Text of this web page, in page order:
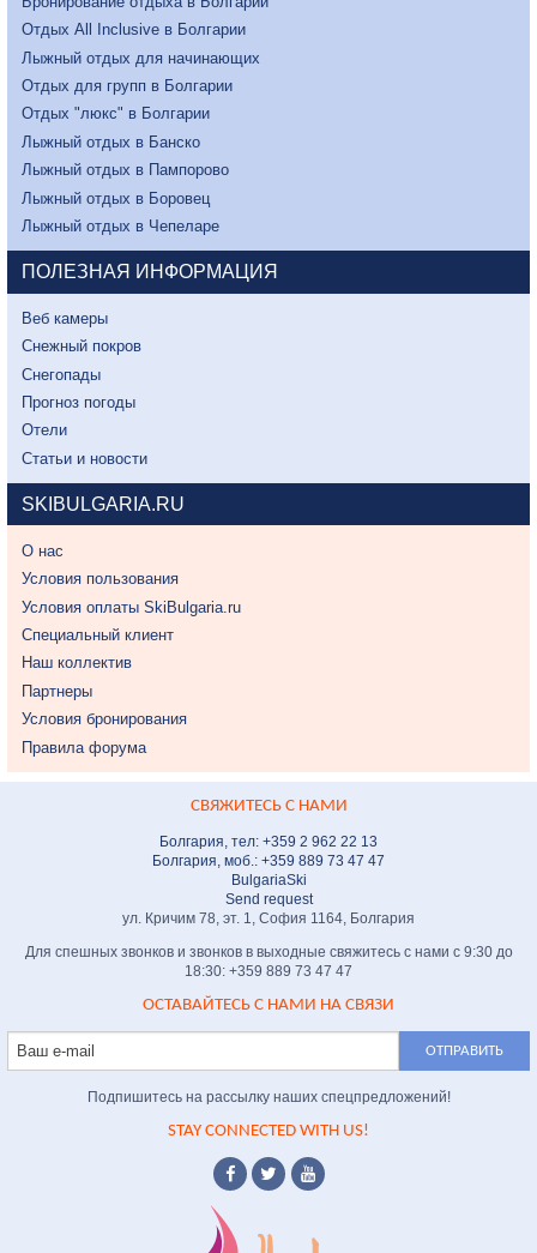
Отдых All Inclusive в Болгарии
Лыжный отдых для начинающих
Отдых для групп в Болгарии
Отдых "люкс" в Болгарии
Лыжный отдых в Банско
Лыжный отдых в Пампорово
Лыжный отдых в Боровец
Лыжный отдых в Чепеларе
ПОЛЕЗНАЯ ИНФОРМАЦИЯ
Веб камеры
Снежный покров
Снегопады
Прогноз погоды
Отели
Статьи и новости
SKIBULGARIA.RU
О нас
Условия пользования
Условия оплаты SkiBulgaria.ru
Специальный клиент
Наш коллектив
Партнеры
Условия бронирования
Правила форума
СВЯЖИТЕСЬ С НАМИ
Болгария, тел: +359 2 962 22 13
Болгария, моб.: +359 889 73 47 47
BulgariaSki
Send request
ул. Кричим 78, эт. 1, София 1164, Болгария
Для спешных звонков и звонков в выходные свяжитесь с нами с 9:30 до
18:30: +359 889 73 47 47
ОСТАВАЙТЕСЬ С НАМИ НА СВЯЗИ
Подпишитесь на рассылку наших спецпредложений!
STAY CONNECTED WITH US!